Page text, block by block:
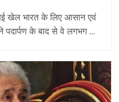
खेल भारत के लिए आसान एवं
के बाद से वे लगभग ...